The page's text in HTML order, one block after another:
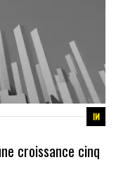
croissance cinq